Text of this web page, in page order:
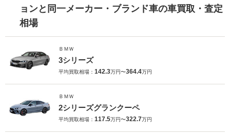
ョンと同一メーカー・ブランド車の車買取・査定
相場
ＢＭＷ
3シリーズ
平均買取相場： 142.3万円〜364.4万円
ＢＭＷ
2シリーズグランクーペ
平均買取相場： 117.5万円〜322.7万円